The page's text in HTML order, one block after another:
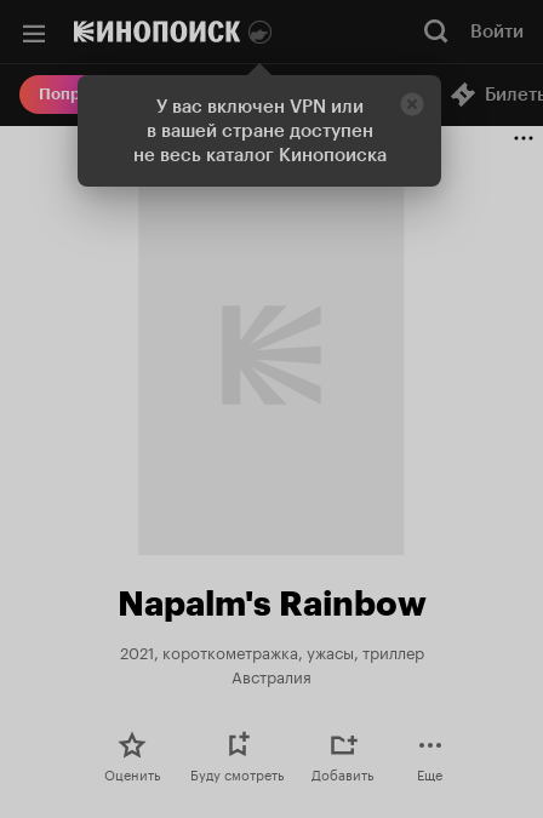
У вас включен VPN или
в вашей стране доступен
не весь каталог Кинопоиска
Войти
Попробовать Плюс Онлайн-кинотеатр
Napalm's Rainbow
2021, короткометражка, ужасы, триллер
Австралия
Оценить Буду смотреть Добавить Еще